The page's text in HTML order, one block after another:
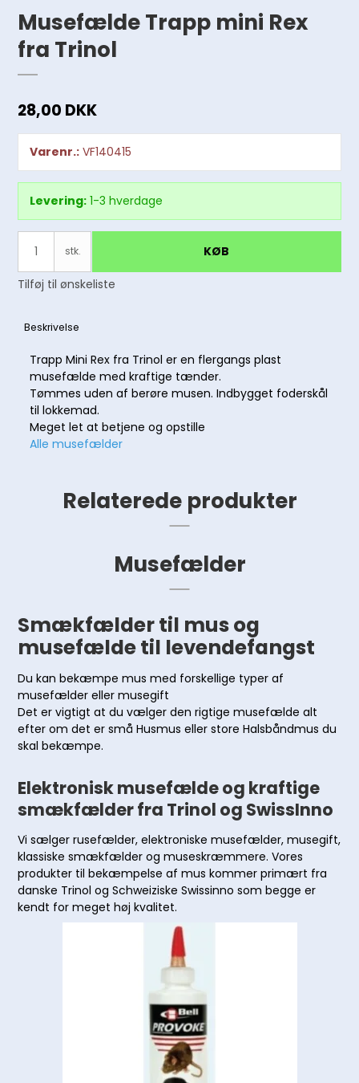
Musefælde Trapp mini Rex
fra Trinol
28,00 DKK
Varenr.: VF140415
Levering: 1-3 hverdage
stk. KØB
Tilføj til ønskeliste
Beskrivelse
Trapp Mini Rex fra Trinol er en flergangs plast
musefælde med kraftige tænder.
Tømmes uden af berøre musen. Indbygget foderskål
til lokkemad.
Meget let at betjene og opstille
Alle musefælder
Relaterede produkter
Musefælder
Smækfælder til mus og
musefælde til levendefangst
Du kan bekæmpe mus med forskellige typer af
musefælder eller musegift
Det er vigtigt at du vælger den rigtige musefælde alt
efter om det er små Husmus eller store Halsbåndmus du
skal bekæmpe.
Elektronisk musefælde og kraftige
smækfælder fra Trinol og SwissInno
Vi sælger rusefælder, elektroniske musefælder, musegift,
klassiske smækfælder og museskræmmere. Vores
produkter til bekæmpelse af mus kommer primært fra
danske Trinol og Schweiziske Swissinno som begge er
kendt for meget høj kvalitet.